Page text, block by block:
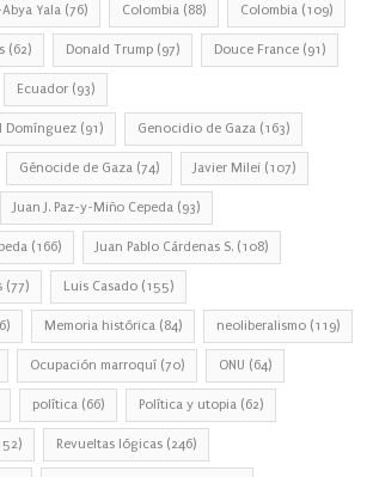
Yala (76) Colombia (88) Colombia (109)
(62) Donald Trump (97) Douce France (91)
Ecuador (93)
Domínguez (91) Genocidio de Gaza (163)
Génocide de Gaza (74) Javier Milei (107)
Juan J. Paz-y-Miño Cepeda (93)
(166) Juan Pablo Cárdenas S. (108)
(77) Luis Casado (155)
Memoria histórica (84) neoliberalismo (119)
Ocupación marroquí (70) ONU (64)
política (66) Política y utopia (62)
Revueltas lógicas (246)